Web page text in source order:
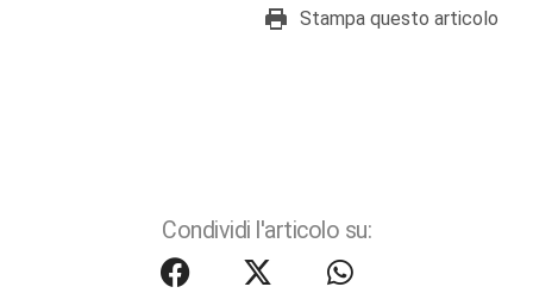
Stampa questo articolo
Condividi l'articolo su: